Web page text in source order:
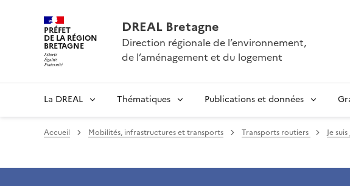
PRÉFET
DE LA RÉGION
BRETAGNE
DREAL Bretagne
Direction régionale de l’environnement,
de l’aménagement et du logement
La DREAL Thématiques Publications et données
Accueil Mobilités, infrastructures et transports Transports routiers Je